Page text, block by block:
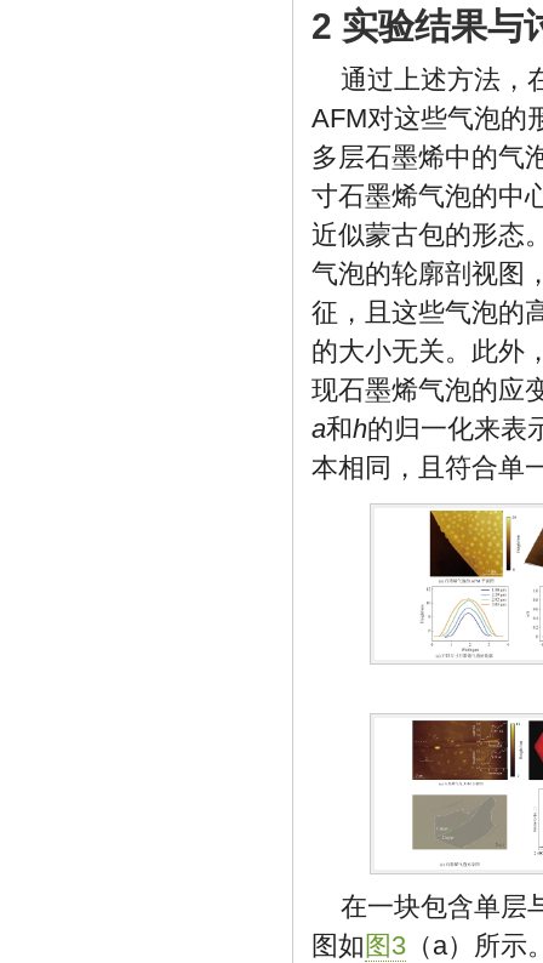
2 实验结果与
通过上述方法，
AFM对这些气泡的
多层石墨烯中的气
寸石墨烯气泡的中
近似蒙古包的形态
气泡的轮廓剖视图
征，且这些气泡的
的大小无关。此外
现石墨烯气泡的应
a和h的归一化来表
本相同，且符合单
在一块包含单层
图如 图3 （a）所